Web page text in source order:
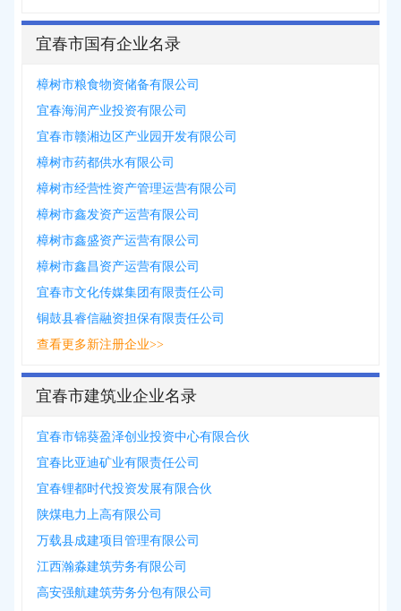
宜春市国有企业名录
樟树市粮食物资储备有限公司
宜春海润产业投资有限公司
宜春市赣湘边区产业园开发有限公司
樟树市药都供水有限公司
樟树市经营性资产管理运营有限公司
樟树市鑫发资产运营有限公司
樟树市鑫盛资产运营有限公司
樟树市鑫昌资产运营有限公司
宜春市文化传媒集团有限责任公司
铜鼓县睿信融资担保有限责任公司
查看更多新注册企业>>
宜春市建筑业企业名录
宜春市锦葵盈泽创业投资中心有限合伙
宜春比亚迪矿业有限责任公司
宜春锂都时代投资发展有限合伙
陕煤电力上高有限公司
万载县成建项目管理有限公司
江西瀚淼建筑劳务有限公司
高安强航建筑劳务分包有限公司